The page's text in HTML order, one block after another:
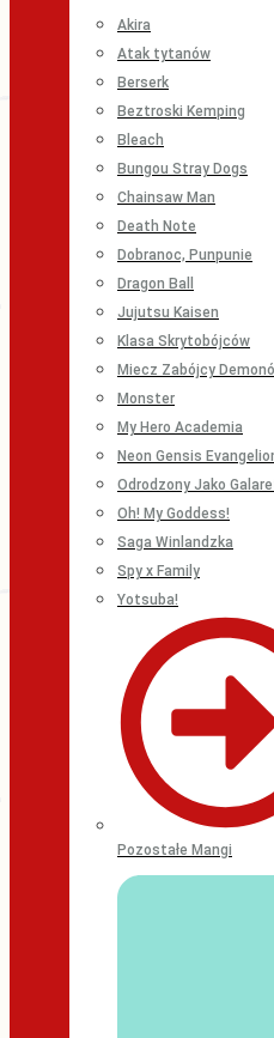
Akira
Atak tytanów
Berserk
Beztroski Kemping
Bleach
Bungou Stray Dogs
Chainsaw Man
Death Note
Dobranoc, Punpunie
Dragon Ball
Jujutsu Kaisen
Klasa Skrytobójców
Miecz Zabójcy
Monster
My Hero Academia
Neon Gensis
Odrodzony Jako
Oh! My Goddess!
Saga Winlandzka
Spy x Family
Yotsuba!
Pozostałe Mangi